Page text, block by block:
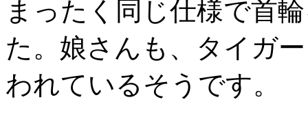
まったく同じ仕様で首
た。娘さんも、タイガ
われているそうです。